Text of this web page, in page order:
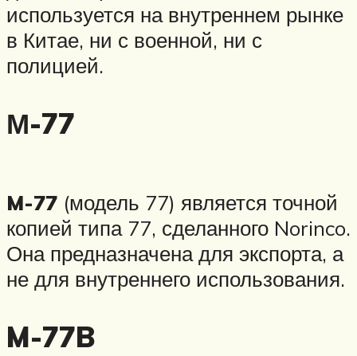
используется на внутреннем рынке
в Китае, ни с военной, ни с
полицией.
М-77
M-77 (модель 77) является точной
копией типа 77, сделанного Norinco.
Она предназначена для экспорта, а
не для внутреннего использования.
M-77B